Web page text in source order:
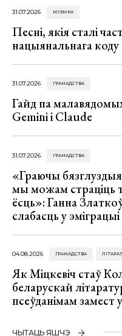
31.07.2026 МУЗЫКА
Песні, якія сталі
нацыянальнага коду
31.07.2026 ГРАМАДСТВА
Гайд па
Gemini і Claude
31.07.2026 ГРАМАДСТВА
«Граючы
мы можам страціць
ёсць»: Ганна
слабасць у эміграцыі
04.08.2026 ГРАМАДСТВА
Як Міцкевіч стаў
беларускай
псеўданімам замест
ЧЫТАЦЬ ЯШЧЭ